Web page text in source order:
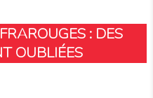
: DES
OUBLIÉES